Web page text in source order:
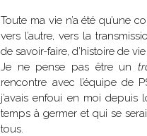
Toute ma vie n’a été qu’une
vers l’autre, vers la
de savoir-faire, d’histoire de
Je ne pense pas être un
rencontre avec l’équipe de
j’avais enfoui en moi
temps à germer et qui se
tous.